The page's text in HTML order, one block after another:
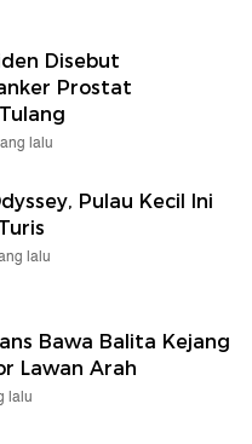
Disebut
Prostat
lalu
Pulau Kecil Ini
lalu
Bawa Balita Kejang
Lawan Arah
lalu